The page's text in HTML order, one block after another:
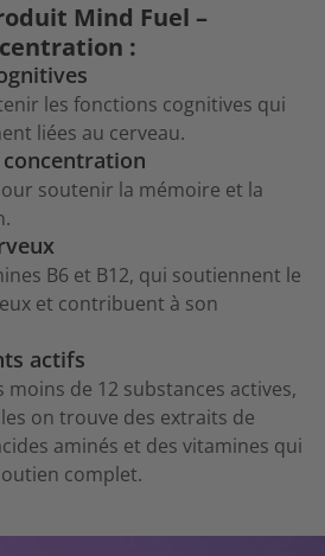
Mind Fuel –
:
les fonctions cognitives qui
liées au cerveau.
soutenir la mémoire et la
B6 et B12, qui soutiennent le
et contribuent à son
actifs
moins de 12 substances actives,
on trouve des extraits de
aminés et des vitamines qui
complet.